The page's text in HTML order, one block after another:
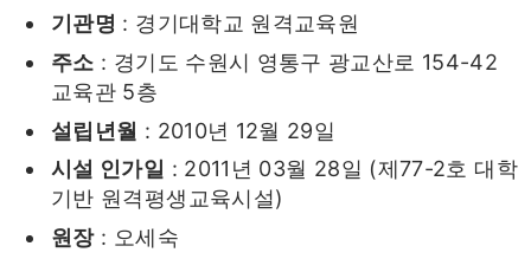
기관명 : 경기대학교 원격교육원
주소 : 경기도 수원시 영통구 광교산로 154-42
교육관 5층
설립년월 : 2010년 12월 29일
시설 인가일 : 2011년 03월 28일 (제77-2호 대학
기반 원격평생교육시설)
원장: 오세숙